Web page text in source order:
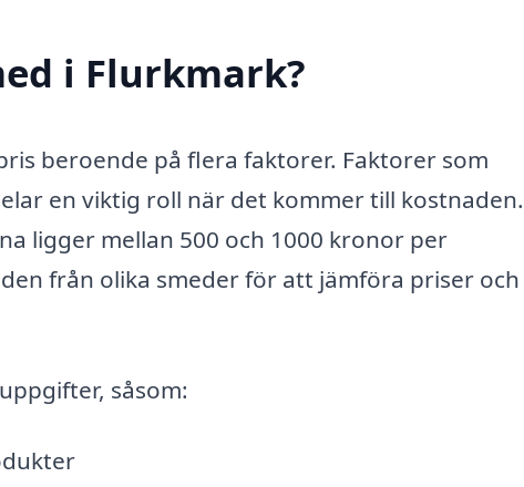
i Flurkmark?
beroende på flera faktorer. Faktorer som
en viktig roll när det kommer till kostnaden.
ligger mellan 500 och 1000 kronor per
från olika smeder för att jämföra priser och
såsom: